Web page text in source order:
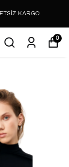
KARGO
0